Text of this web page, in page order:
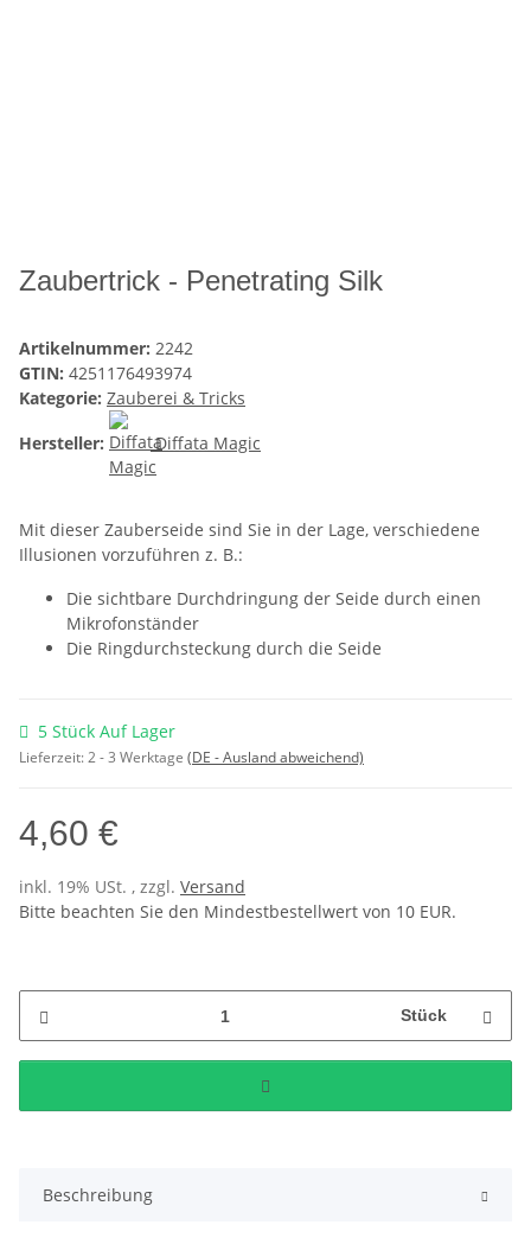
Zaubertrick - Penetrating Silk
Artikelnummer: 2242
GTIN: 4251176493974
Kategorie: Zauberei & Tricks
Hersteller:
Diffata Magic
Mit dieser Zauberseide sind Sie in der Lage, verschiedene
Illusionen vorzuführen z. B.:
Die sichtbare Durchdringung der Seide durch einen
Mikrofonständer
Die Ringdurchsteckung durch die Seide
5 Stück Auf Lager
Lieferzeit:2 - 3 Werktage (DE - Ausland abweichend)
4,60 €
inkl. 19% USt. , zzgl. Versand
Bitte beachten Sie den Mindestbestellwert von 10 EUR.
Stück
Beschreibung